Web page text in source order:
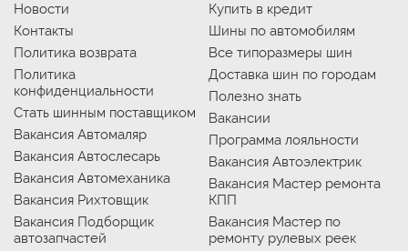
Новости
Контакты
Политика возврата
Политика
конфиденциальности
Стать шинным поставщиком
Вакансия Автомаляр
Вакансия Автослесарь
Вакансия Автомеханика
Вакансия Рихтовщик
Вакансия Подборщик
автозапчастей
Купить в кредит
Шины по автомобилям
Все типоразмеры шин
Доставка шин по городам
Полезно знать
Вакансии
Программа лояльности
Вакансия Автоэлектрик
Вакансия Мастер ремонта
КПП
Вакансия Мастер по
ремонту рулевых реек